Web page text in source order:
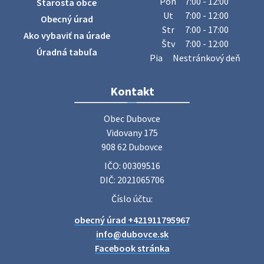
sa v našej obci uskutoční zber železa. Pracovníci Obecného
úradu budú od 8.00 hod. prechádzať obcou a zbierať
železný odpad …
27. júla 2026 06:31
Zájazd do Veľkého Medera
Základná organizácia Únie žien Slovenska Dubovce
srdečne pozýva svoje členky, ich rodinných príslušníkov aj
priateľov na jednodňový zájazd na termálne kúpalisko
Poradne komplexnej pomoci
diskrétne komplexné odborné poradenstvo. Tím
odborníkov Vám pomôžte nájsť riešenie v piatich kľúčových
oblastiach: právo rodina a v…
Obecný úrad
Ako vybaviť na úrade
Úradná tabuľa
Ut
7:00 - 12:00
Str
7:00 - 17:00
Štv
7:00 - 12:00
Pia
Nestránkový deň
Kontakt
Obec Dubovce
Vidovany 175
908 62 Dubovce
IČO: 00309516
DIČ: 2021065706
Číslo účtu:
obecný úrad +421911795967
info@dubovce.sk
Facebook stránka